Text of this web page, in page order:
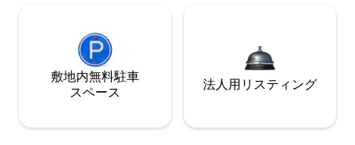
敷地内無料駐⁠車
ス⁠ペ⁠ー⁠ス
法人用リスティング